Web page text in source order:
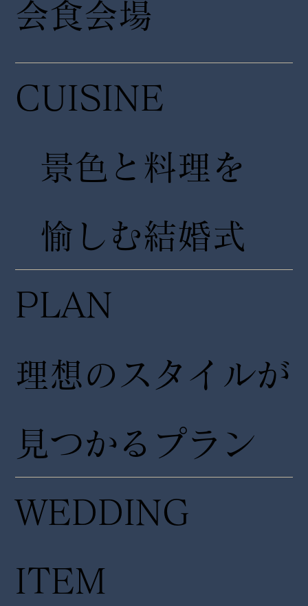
CUISINE
景色と料理を
愉しむ結婚式
PLAN
理想のスタイルが
見つかるプラン
WEDDING
ITEM
会食会場